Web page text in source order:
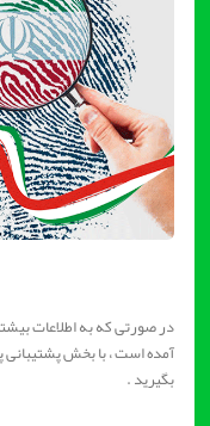
در صورتی که به اطلاعات
آمده است ، با بخش پشتیبانی
بگیرید .